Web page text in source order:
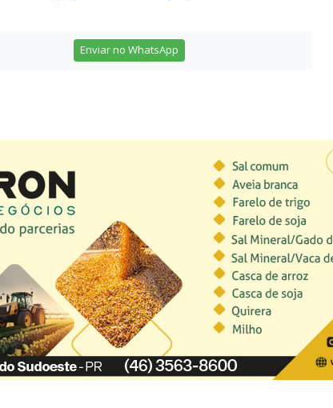
Enviar no WhatsApp